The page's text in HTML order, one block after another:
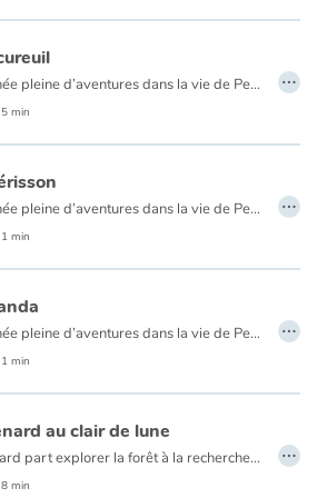
y était…
au bois,
panier neuf…
Une journée pleine d’aventures dans la vie de Petit Écureuil !
L’éveil d’un écureuil qui fait écho aux premières expériences des tout-petits.
min
…
Une journée pleine d’aventures dans la vie de Petit Hérisson !
L’éveil d’un hérisson qui fait écho aux premières expériences des tout-petits.
min
…
Une journée pleine d’aventures dans la vie de Petit Panda !
min
…
au clair de lune
Petit Renard part explorer la forêt à la recherche d’une proie à rapporter au terrier. Soudain, il voit une lumière brillante et magnifique... C’est décidé, c’est elle qu’il va attraper !
min
…